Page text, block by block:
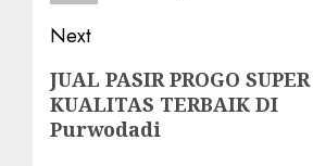
Next
Next
post:
JUAL PASIR PROGO SUPER
KUALITAS TERBAIK DI
Purwodadi